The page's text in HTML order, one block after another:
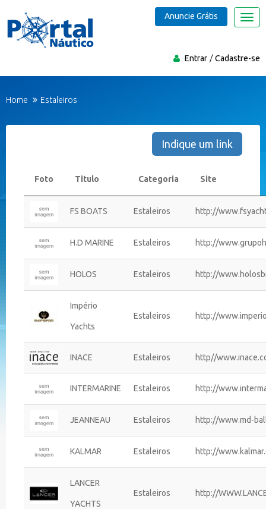
Entrar Cadastre-se
Anuncie Grátis
Home Estaleiros
Indique um link
Foto Titulo Categoria Site
FS BOATS Estaleiros http://
H.D MARINE Estaleiros http://
HOLOS Estaleiros http://
Império
Yachts
Estaleiros http://
INACE Estaleiros http//
INTERMARINE Estaleiros http://
JEANNEAU Estaleiros http://www.md-
KALMAR Estaleiros http://
LANCER
YACHTS
Estaleiros http://